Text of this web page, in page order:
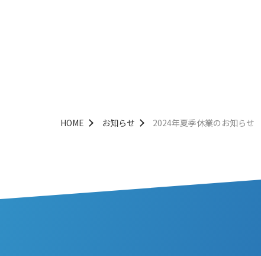
HOME お知らせ 2024年夏季休業のお知らせ